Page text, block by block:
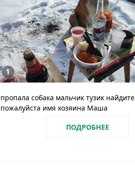
1
пропала собака мальчик тузик найдите
пожалуйста имя хозяина Маша
ПОДРОБНЕЕ